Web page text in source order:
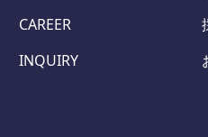
CAREER
INQUIRY